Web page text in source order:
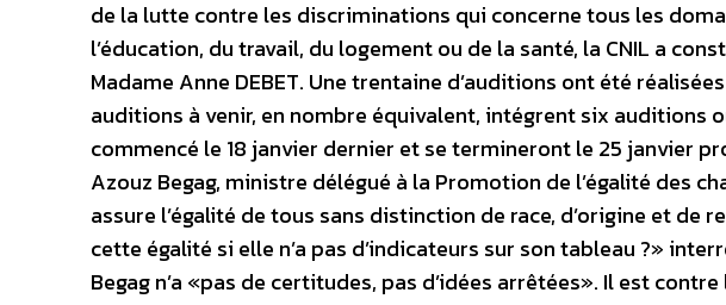
de la lutte contre les discriminations qui concerne tous les
l’éducation, du travail, du logement ou de la santé, la CNIL a
Madame Anne DEBET. Une trentaine d’auditions ont été
auditions à venir, en nombre équivalent, intégrent six auditions
commencé le 18 janvier dernier et se termineront le 25 janvier
Azouz Begag, ministre délégué à la Promotion de l’égalité des
assure l’égalité de tous sans distinction de race, d’origine et de
cette égalité si elle n’a pas d’indicateurs sur son tableau ?»
Begag n’a «pas de certitudes, pas d’idées arrêtées». Il est